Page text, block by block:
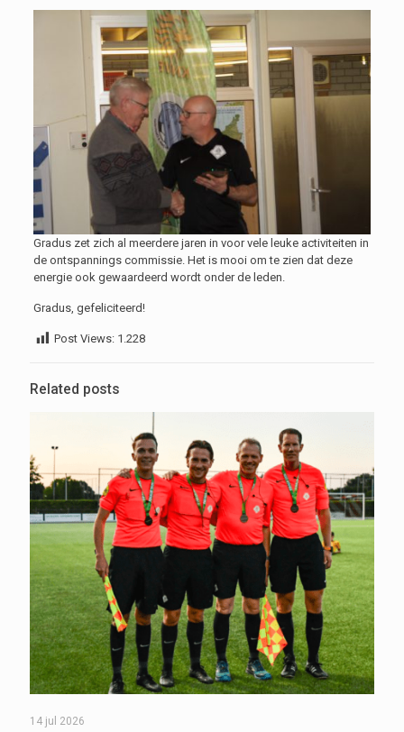
Gradus zet zich al meerdere jaren in voor vele leuke activiteiten in
de ontspannings commissie. Het is mooi om te zien dat deze
energie ook gewaardeerd wordt onder de leden.
Gradus, gefeliciteerd!
Post Views: 1.228
Related posts
14 jul 2026